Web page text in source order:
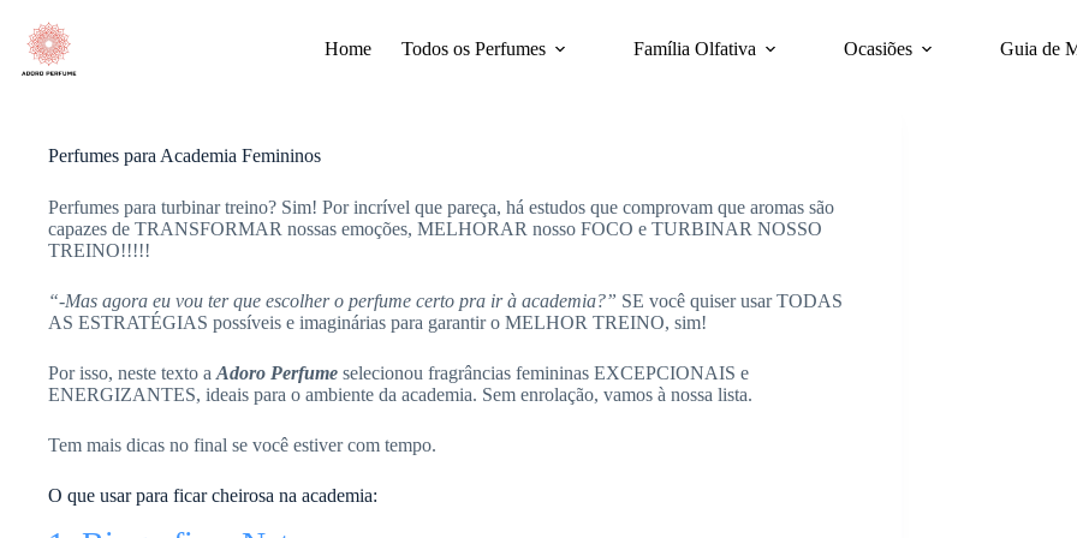
para
conteúdo
Home Todos os Perfumes Família Olfativa Ocasiões Guia de
Perfumes para Academia Femininos
Perfumes para turbinar treino? Sim! Por incrível que pareça, há estudos que comprovam que aromas são
capazes de TRANSFORMAR nossas emoções, MELHORAR nosso FOCO e TURBINAR NOSSO
TREINO!!!!!
“-Mas agora eu vou ter que escolher o perfume certo pra ir à academia?” SE você quiser usar TODAS
AS ESTRATÉGIAS possíveis e imaginárias para garantir o MELHOR TREINO, sim!
Por isso, neste texto a Adoro Perfume selecionou fragrâncias femininas EXCEPCIONAIS e
ENERGIZANTES, ideais para o ambiente da academia. Sem enrolação, vamos à nossa lista.
Tem mais dicas no final se você estiver com tempo.
O que usar para ficar cheirosa na academia: